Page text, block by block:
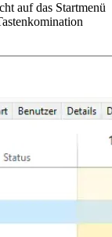
auf das Startmenü